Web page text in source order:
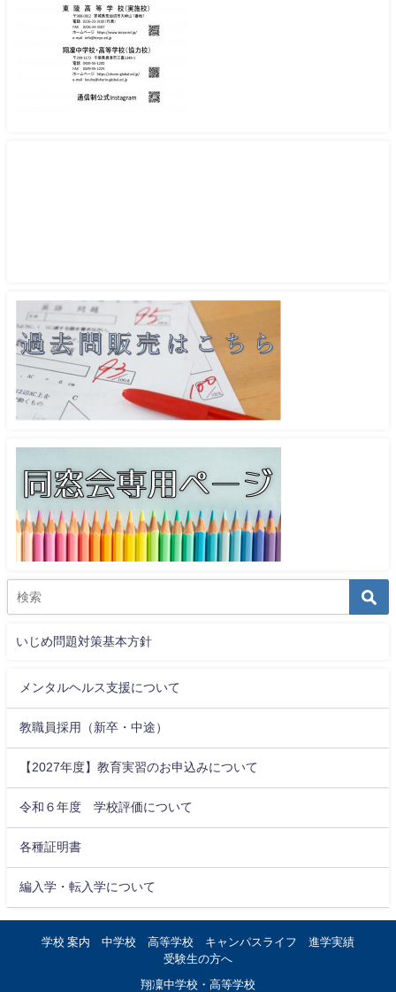
いじめ問題対策基本方針
メンタルヘルス支援について
教職員採用（新卒・中途）
【2027年度】教育実習のお申込みについて
令和６年度 学校評価について
各種証明書
編入学・転入学について
学校 案内 中学校 高等学校 キャンパスライフ
進学実績
受験生の方へ
翔凜中学校・高等学校